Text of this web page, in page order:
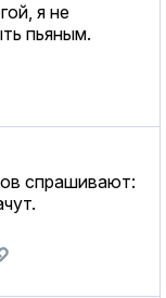
я не
пьяным.
спрашивают: